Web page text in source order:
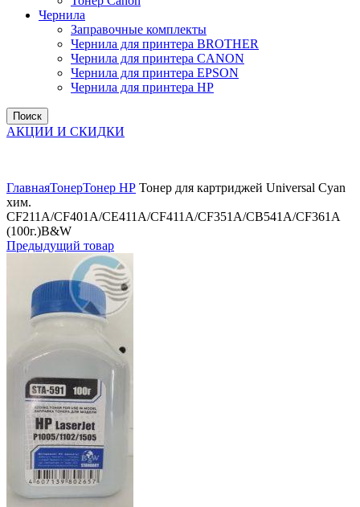
Чернила
Заправочные комплекты
Чернила для принтера BROTHER
Чернила для принтера CANON
Чернила для принтера EPSON
Чернила для принтера HP
Поиск
АКЦИИ И СКИДКИ
ГлавнаяТонерТонер НР Тонер для картриджей Universal Cyan
хим.
CF211A/CF401A/CE411A/CF411A/CF351A/CB541A/CF361A
(100г.)B&W
Предыдущий товар